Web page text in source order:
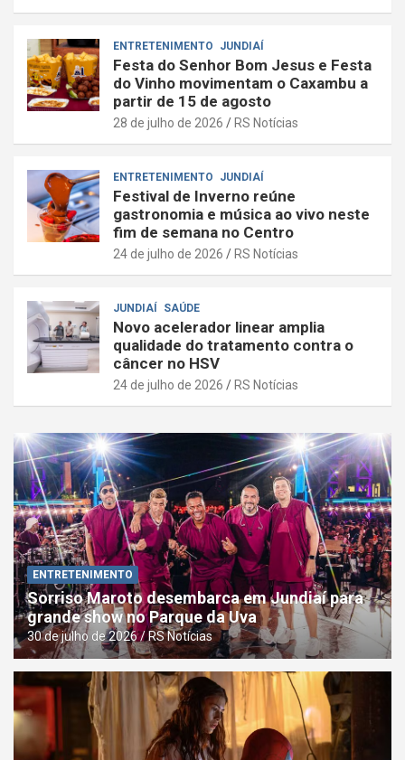
ENTRETENIMENTO JUNDIAÍ
Festa do Senhor Bom Jesus e Festa
do Vinho movimentam o Caxambu a
partir de 15 de agosto
28 de julho de 2026 RS Notícias
ENTRETENIMENTO JUNDIAÍ
Festival de Inverno reúne
gastronomia e música ao vivo neste
fim de semana no Centro
24 de julho de 2026 RS Notícias
JUNDIAÍ SAÚDE
Novo acelerador linear amplia
qualidade do tratamento contra o
câncer no HSV
24 de julho de 2026 RS Notícias
ENTRETENIMENTO
Sorriso Maroto desembarca em Jundiaí para
grande show no Parque da Uva
30 de julho de 2026 RS Notícias